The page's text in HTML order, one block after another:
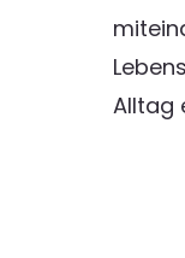
Alltag